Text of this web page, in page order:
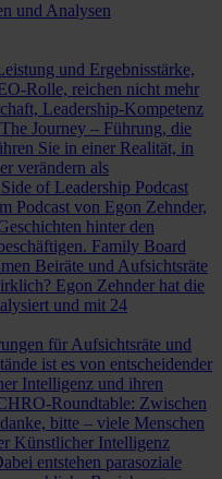
und Analysen
und Ergebnisstärke,
Rolle, reichen nicht mehr
Leadership-Kompetenz
The Journey – Führung, die
Sie in einer Realität, in
verändern als
of Leadership Podcast
Podcast von Egon Zehnder,
hinter den
Family Board
Beiräte und Aufsichtsräte
Egon Zehnder hat die
und mit 24
für Aufsichtsräte und
ist es von entscheidender
Intelligenz und ihren
Roundtable: Zwischen
bitte – viele Menschen
Künstlicher Intelligenz
entstehen parasoziale